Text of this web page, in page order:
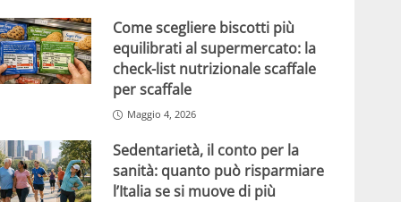
Come scegliere biscotti più
equilibrati al supermercato: la
check-list nutrizionale scaffale
per scaffale
Maggio 4, 2026
Sedentarietà, il conto per la
sanità: quanto può risparmiare
l’Italia se si muove di più